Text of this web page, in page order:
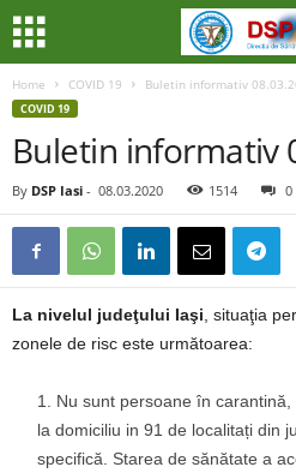
Home COVID 19 Buletin informativ
COVID 19
Buletin informativ
By DSP Iasi - 08.03.2020 1514 0
La nivelul judeţului Iaşi , situaţia
zonele de risc este următoarea:
Nu sunt persoane în
la domiciliu in 91 de localitați din
specifică. Starea de sănătate a